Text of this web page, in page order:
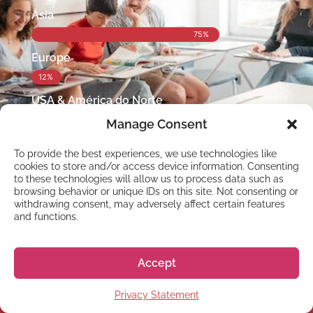
Manage Consent
To provide the best experiences, we use technologies like
cookies to store and/or access device information. Consenting
to these technologies will allow us to process data such as
browsing behavior or unique IDs on this site. Not consenting or
withdrawing consent, may adversely affect certain features
and functions.
Accept
Privacy Statement
Duração do curso
SEM VISTO DE ESTUDANTE
COM VISTO DE ESTUDANTE
6 a 24 meses
Início do curso
Ásia
75%
Europe
12%
USA & América do Norte
5%
Outros países
2%
ALUNOS